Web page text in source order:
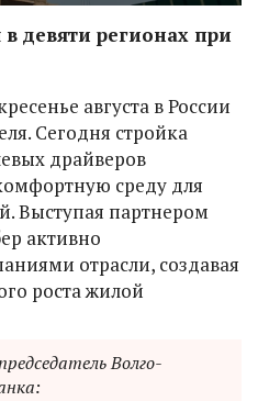
девяти регионах при
августа в России
Сегодня стройка
драйверов
среду для
Выступая партнером
активно
отрасли, создавая
роста жилой
Волго-